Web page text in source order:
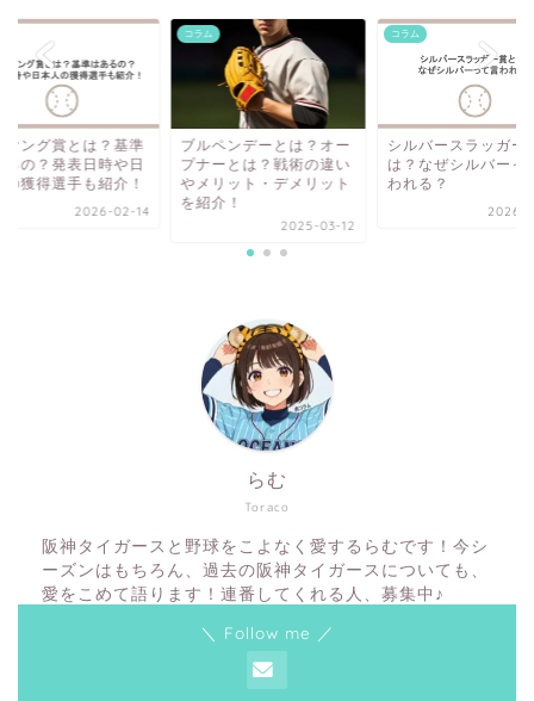
ヤング賞とは？基準
るの？発表日時や日
の獲得選手も紹介！
2026-02-14
コラム
ブルペンデーとは？オー
プナーとは？戦術の違い
やメリット・デメリット
を紹介！
2025-03-12
コラム
シルバースラッガー
は？なぜシルバーっ
われる？
2026-
Toraco
らむ
阪神タイガースと野球をこよなく愛するらむです！今シ
ーズンはもちろん、過去の阪神タイガースについても、
愛をこめて語ります！連番してくれる人、募集中♪
＼ Follow me ／